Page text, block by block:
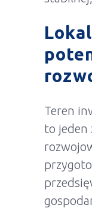
Teren
to jeden